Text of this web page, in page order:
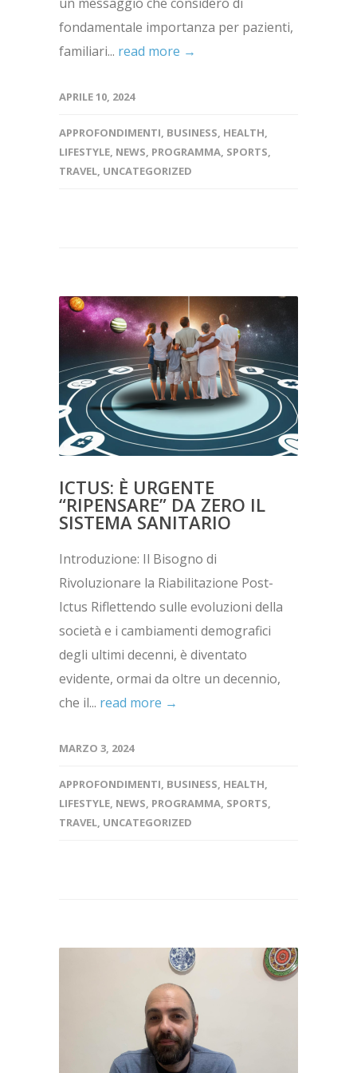
fondamentale importanza per pazienti,
familiari... read more →
APRILE 10, 2024
APPROFONDIMENTI, BUSINESS, HEALTH,
LIFESTYLE, NEWS, PROGRAMMA, SPORTS,
TRAVEL, UNCATEGORIZED
ICTUS: È URGENTE
“RIPENSARE” DA ZERO IL
SISTEMA SANITARIO
Introduzione: Il Bisogno di
Rivoluzionare la Riabilitazione Post-
Ictus Riflettendo sulle evoluzioni della
società e i cambiamenti demografici
degli ultimi decenni, è diventato
evidente, ormai da oltre un decennio,
che il... read more →
MARZO 3, 2024
APPROFONDIMENTI, BUSINESS, HEALTH,
LIFESTYLE, NEWS, PROGRAMMA, SPORTS,
TRAVEL, UNCATEGORIZED